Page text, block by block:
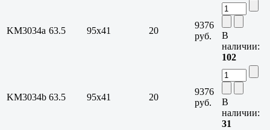
KM3034a 63.5 95х41 20
9376
руб.
В
наличии:
102
KM3034b 63.5 95х41 20
9376
руб.
В
наличии:
31